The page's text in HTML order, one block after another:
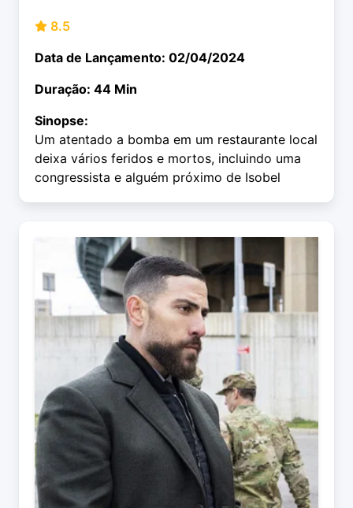
8.5
Data de Lançamento: 02/04/2024
Duração: 44 Min
Sinopse:
Um atentado a bomba em um restaurante local
deixa vários feridos e mortos, incluindo uma
congressista e alguém próximo de Isobel